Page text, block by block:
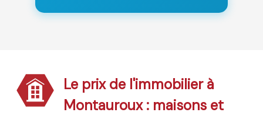
Le prix de l'immobilier à
Montauroux : maisons et